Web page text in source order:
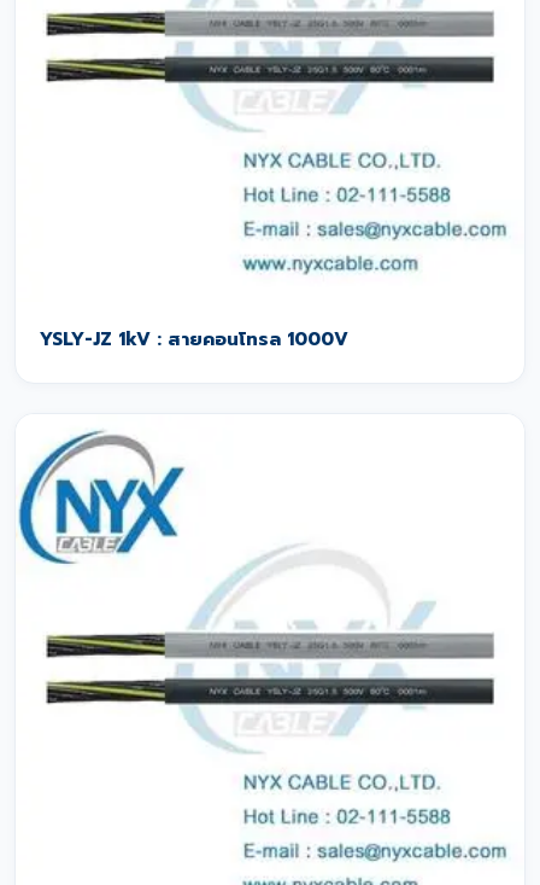
YSLY-JZ 1kV : สายคอนโทรล 1000V